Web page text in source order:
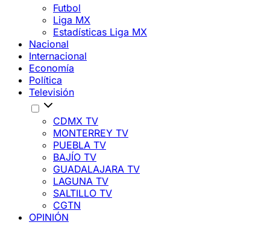
Futbol
Liga MX
Estadísticas Liga MX
Nacional
Internacional
Economía
Política
Televisión
CDMX TV
MONTERREY TV
PUEBLA TV
BAJÍO TV
GUADALAJARA TV
LAGUNA TV
SALTILLO TV
CGTN
OPINIÓN